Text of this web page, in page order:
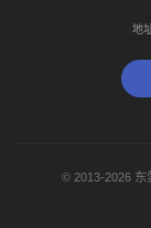
地
© 2013-2026 东